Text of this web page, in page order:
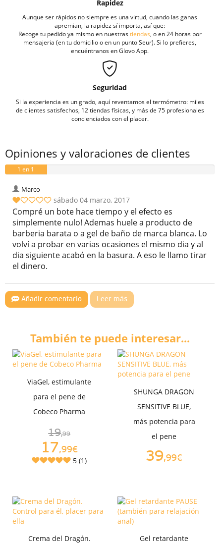
Rapidez
Aunque ser rápidos no siempre es una virtud, cuando las ganas
apremian, la rapidez sí importa, así que:
Recoge tu pedido ya mismo en nuestrastiendas, o en 24 horas por
mensajeria (en tu domicilio o en un punto Seur). Si lo prefieres,
encuéntranos en Glovo App.
Seguridad
Si la experiencia es un grado, aquí reventamos el termómetro: miles
de clientes satisfechos, 12 tiendas físicas, y más de 75 profesionales
concienciados con el placer.
Opiniones y valoraciones de clientes
1 en 1
Marco
sábado 04 marzo, 2017
Compré un bote hace tiempo y el efecto es
simplemente nulo! Ademas huele a producto de
barberia barata o a gel de baño de marca blanca. Lo
volví a probar en varias ocasiones el mismo dia y al
dia siguiente acabó en la basura. A eso le llamo tirar
el dinero.
Añadir comentario Leer más
También te puede interesar...
ViaGel, estimulante
para el pene de
Cobeco Pharma
19,99
17,99€
5 (1)
SHUNGA DRAGON
SENSITIVE BLUE,
más potencia para
el pene
39,99€
Crema del Dragón.
Gel retardante